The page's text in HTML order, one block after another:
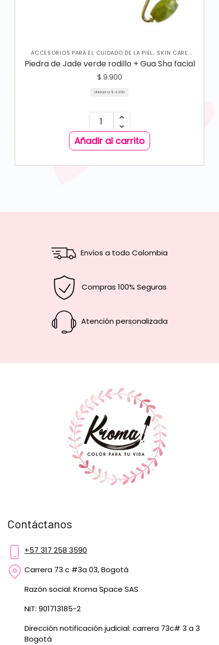
ACCESORIOS PARA EL CUIDADO DE LA PIEL, SKIN CARE
FACIAL
Piedra de Jade verde rodillo + Gua Sha facial
$ 9.900
Unidad a: $ 4.950
Añadir al carrito
Envíos a todo Colombia
Compras 100% Seguras
Atención personalizada
Contáctanos
+57 317 258 3590
Carrera 73 c #3a 03, Bogotá
Razón social: Kroma Space SAS
NIT: 901713185-2
Dirección notificación judicial: carrera 73c# 3 a 3
Bogotá